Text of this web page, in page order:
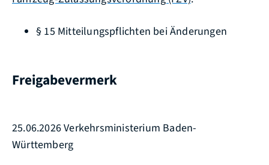
§ 15 Mitteilungspflichten bei Änderungen
Freigabevermerk
25.06.2026 Verkehrsministerium Baden-
Württemberg